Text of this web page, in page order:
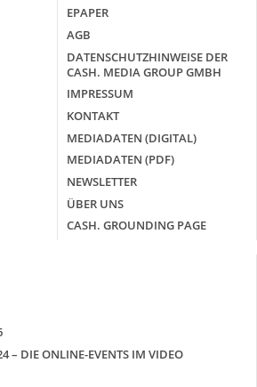
EPAPER
AGB
DATENSCHUTZHINWEISE DER
CASH. MEDIA GROUP GMBH
IMPRESSUM
KONTAKT
MEDIADATEN (DIGITAL)
MEDIADATEN (PDF)
NEWSLETTER
ÜBER UNS
CASH. GROUNDING PAGE
– DIE ONLINE-EVENTS IM VIDEO